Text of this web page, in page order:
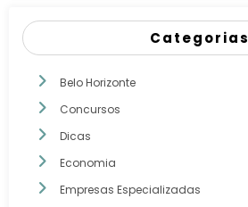
Categorias
Belo Horizonte
Concursos
Dicas
Economia
Empresas Especializadas